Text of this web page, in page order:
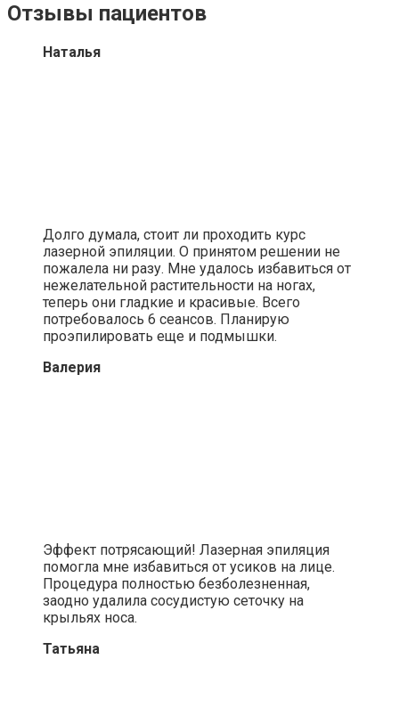
Отзывы пациентов
Наталья
Долго думала, стоит ли проходить курс
лазерной эпиляции. О принятом решении не
пожалела ни разу. Мне удалось избавиться от
нежелательной растительности на ногах,
теперь они гладкие и красивые. Всего
потребовалось 6 сеансов. Планирую
проэпилировать еще и подмышки.
Валерия
Эффект потрясающий! Лазерная эпиляция
помогла мне избавиться от усиков на лице.
Процедура полностью безболезненная,
заодно удалила сосудистую сеточку на
крыльях носа.
Татьяна